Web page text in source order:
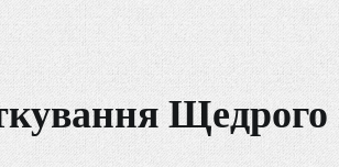
Щедрого